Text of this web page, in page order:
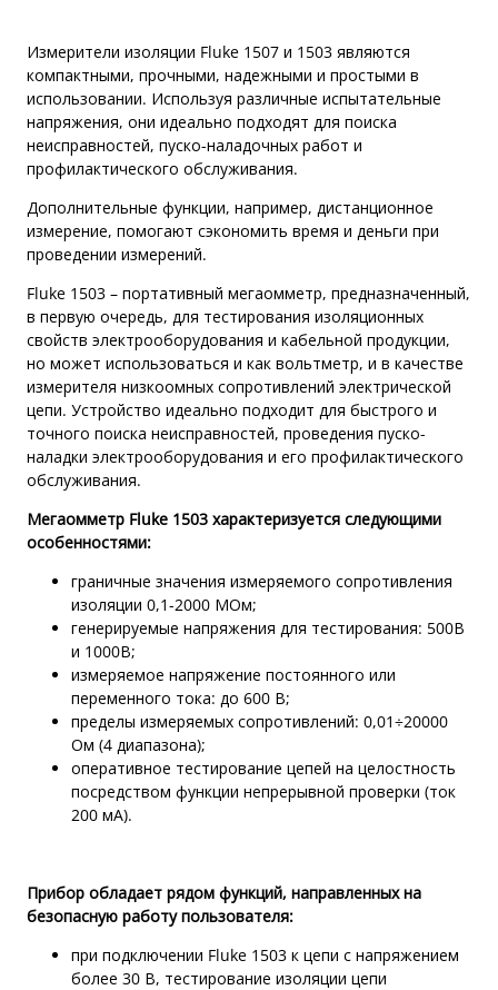
Измерители изоляции Fluke 1507 и 1503 являются
компактными, прочными, надежными и простыми в
использовании. Используя различные испытательные
напряжения, они идеально подходят для поиска
неисправностей, пуско-наладочных работ и
профилактического обслуживания.
Дополнительные функции, например, дистанционное
измерение, помогают сэкономить время и деньги при
проведении измерений.
Fluke 1503 – портативный мегаомметр, предназначенный,
в первую очередь, для тестирования изоляционных
свойств электрооборудования и кабельной продукции,
но может использоваться и как вольтметр, и в качестве
измерителя низкоомных сопротивлений электрической
цепи. Устройство идеально подходит для быстрого и
точного поиска неисправностей, проведения пуско-
наладки электрооборудования и его профилактического
обслуживания.
Мегаомметр Fluke 1503 характеризуется следующими
особенностями:
граничные значения измеряемого сопротивления
изоляции 0,1-2000 МОм;
генерируемые напряжения для тестирования: 500В
и 1000В;
измеряемое напряжение постоянного или
переменного тока: до 600 В;
пределы измеряемых сопротивлений: 0,01÷20000
Ом (4 диапазона);
оперативное тестирование цепей на целостность
посредством функции непрерывной проверки (ток
200 мА).
Прибор обладает рядом функций, направленных на
безопасную работу пользователя:
при подключении Fluke 1503 к цепи с напряжением
более 30 В, тестирование изоляции цепи